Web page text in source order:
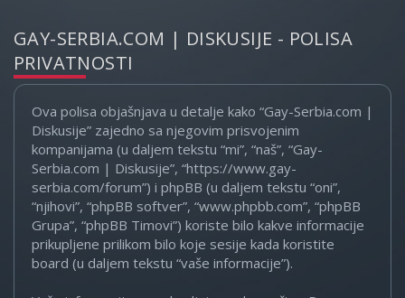
GAY-SERBIA.COM | DISKUSIJE - POLISA
PRIVATNOSTI
Ova polisa objašnjava u detalje kako “Gay-Serbia.com |
Diskusije” zajedno sa njegovim prisvojenim
kompanijama (u daljem tekstu “mi”, “naš”, “Gay-
Serbia.com | Diskusije”, “https://www.gay-
serbia.com/forum”) i phpBB (u daljem tekstu “oni”,
“njihovi”, “phpBB softver”, “www.phpbb.com”, “phpBB
Grupa”, “phpBB Timovi”) koriste bilo kakve informacije
prikupljene prilikom bilo koje sesije kada koristite
board (u daljem tekstu “vaše informacije”).